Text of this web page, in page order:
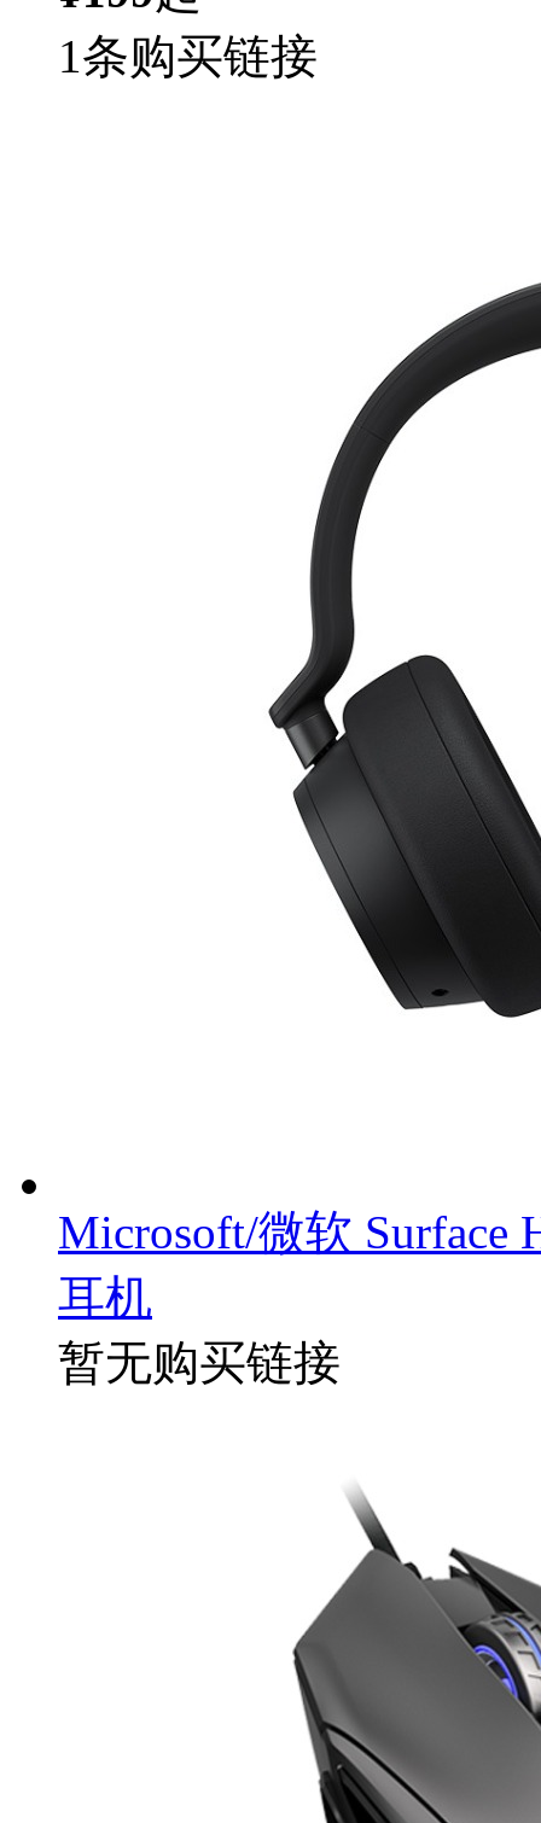
1条购买链接
Microsoft/微软 Surface
耳机
暂无购买链接